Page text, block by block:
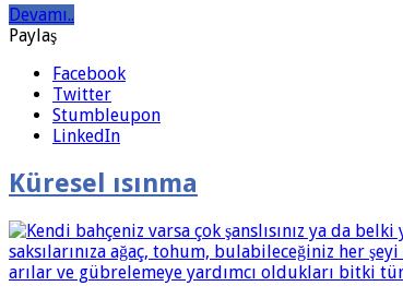
Devamı..
Paylaş
Facebook
Twitter
Stumbleupon
LinkedIn
Küresel ısınma